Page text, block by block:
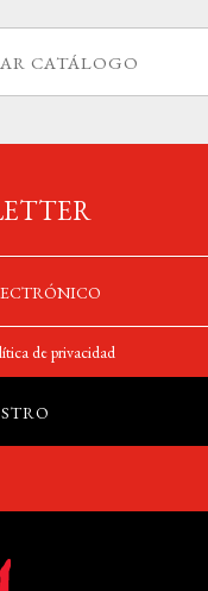
CATÁLOGO
de privacidad